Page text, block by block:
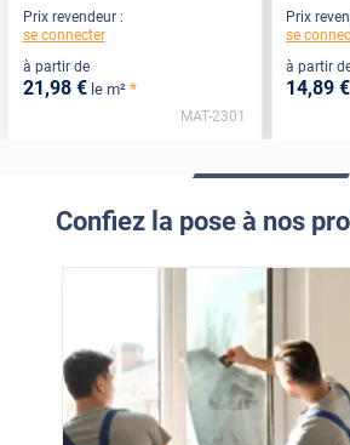
Prix revendeur :
se connecter
à partir de
21 ,98 € le m² *
MAT-2301
Prix
se
à partir
14,89 €
Confiez la pose à nos